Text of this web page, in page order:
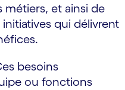
métiers, et ainsi de
qui délivrent
besoins
ou fonctions